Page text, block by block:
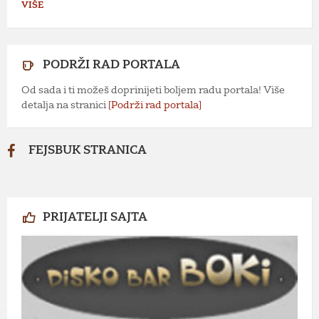
VIŠE
PODRŽI RAD PORTALA
Od sada i ti možeš doprinijeti boljem radu portala! Više
detalja na stranici [Podrži rad portala]
FEJSBUK STRANICA
PRIJATELJI SAJTA